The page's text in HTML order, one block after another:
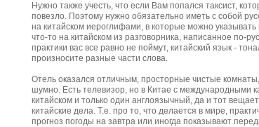
Нужно также учесть, что если Вам попался таксист,
повезло. Поэтому нужно обязательно иметь с собой
на китайском иероглифами, в которые можно
что-то на китайском из разговорника, написанное по-
практики вас все равно не поймут, китайский язык -
произносите разные части слова.
Отель оказался отличным, просторные чистые
шумно. Есть телевизор, но в Китае с международными
китайском и только один англоязычный, да и тот
китайские дела. Т.е. про то, что делается в мире,
прогноз погоды на завтра или иногда показывают